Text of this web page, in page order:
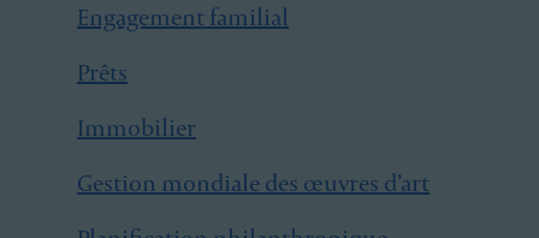
Engagement familial
Prêts
Immobilier
Gestion mondiale des œuvres d’art